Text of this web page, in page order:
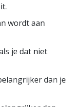
wordt aan
je dat niet
dan je